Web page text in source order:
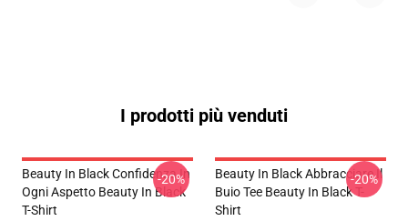
I prodotti più venduti
Beauty In Black Confidenza In
Ogni Aspetto Beauty In Black
T-Shirt
-20%
Beauty In Black Abbracciare Il
Buio Tee Beauty In Black T-
Shirt
-20%